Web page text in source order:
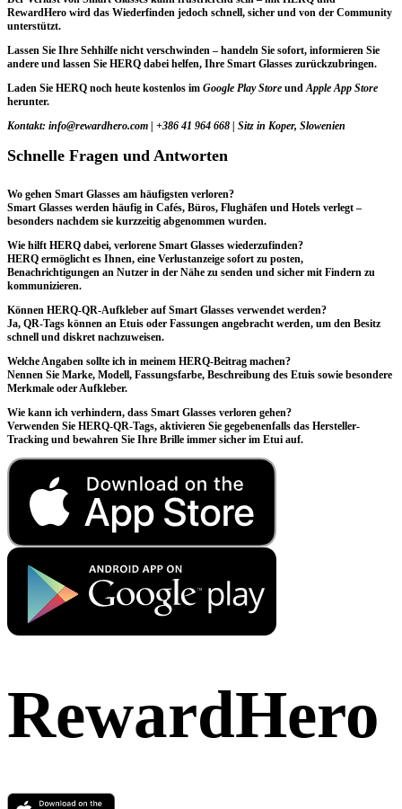
RewardHero wird das Wiederfinden jedoch schnell, sicher und von der Community
unterstützt.
Lassen Sie Ihre Sehhilfe nicht verschwinden – handeln Sie sofort, informieren Sie
andere und lassen Sie HERQ dabei helfen, Ihre Smart Glasses zurückzubringen.
Laden Sie HERQ noch heute kostenlos im Google Play Store und Apple App Store
herunter.
Kontakt: info@rewardhero.com | +386 41 964 668 | Sitz in Koper, Slowenien
Schnelle Fragen und Antworten
Wo gehen Smart Glasses am häufigsten verloren?
Smart Glasses werden häufig in Cafés, Büros, Flughäfen und Hotels verlegt –
besonders nachdem sie kurzzeitig abgenommen wurden.
Wie hilft HERQ dabei, verlorene Smart Glasses wiederzufinden?
HERQ ermöglicht es Ihnen, eine Verlustanzeige sofort zu posten,
Benachrichtigungen an Nutzer in der Nähe zu senden und sicher mit Findern zu
kommunizieren.
Können HERQ-QR-Aufkleber auf Smart Glasses verwendet werden?
Ja, QR-Tags können an Etuis oder Fassungen angebracht werden, um den Besitz
schnell und diskret nachzuweisen.
Welche Angaben sollte ich in meinem HERQ-Beitrag machen?
Nennen Sie Marke, Modell, Fassungsfarbe, Beschreibung des Etuis sowie besondere
Merkmale oder Aufkleber.
Wie kann ich verhindern, dass Smart Glasses verloren gehen?
Verwenden Sie HERQ-QR-Tags, aktivieren Sie gegebenenfalls das Hersteller-
Tracking und bewahren Sie Ihre Brille immer sicher im Etui auf.
RewardHero